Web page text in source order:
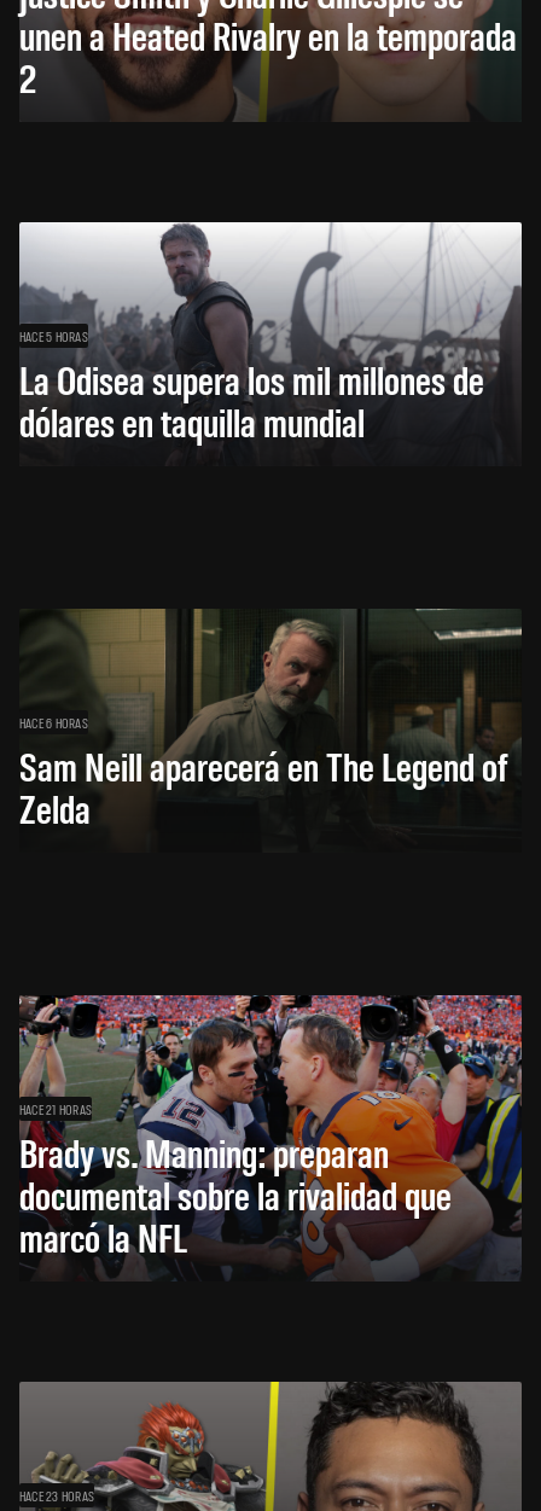
unen a Heated Rivalry en la temporada
2
HACE 5 HORAS
La Odisea supera los mil millones de
dólares en taquilla mundial
HACE 6 HORAS
Sam Neill aparecerá en The Legend of
Zelda
HACE 21 HORAS
Brady vs. Manning: preparan
documental sobre la rivalidad que
marcó la NFL
HACE 23 HORAS